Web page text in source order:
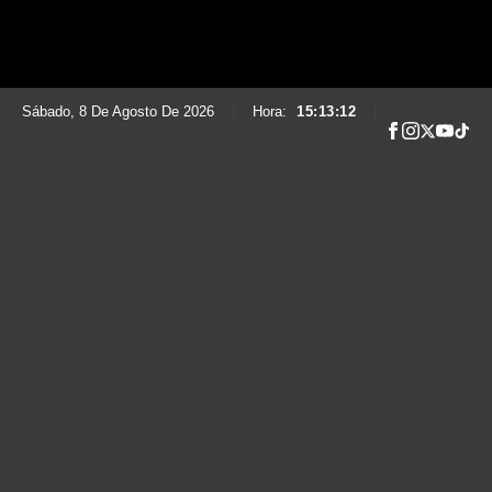
Sábado, 8 De Agosto De 2026 Hora: 15:13:14